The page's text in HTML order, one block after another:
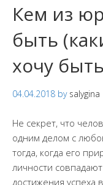
Кем из
быть
хочу
04.04.2018 by salygina
Не секрет, что
одним делом с
тогда, когда его
личности
достижения